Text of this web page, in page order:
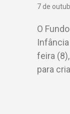
7 de
O
feira
para